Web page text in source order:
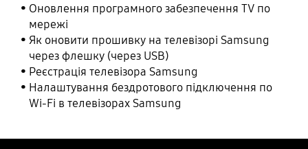
Оновлення програмного забезпечення TV по
мережі
Як оновити прошивку на телевізорі Samsung
через флешку (через USB)
Реєстрація телевізора Samsung
Налаштування бездротового підключення по
Wi-Fi в телевізорах Samsung